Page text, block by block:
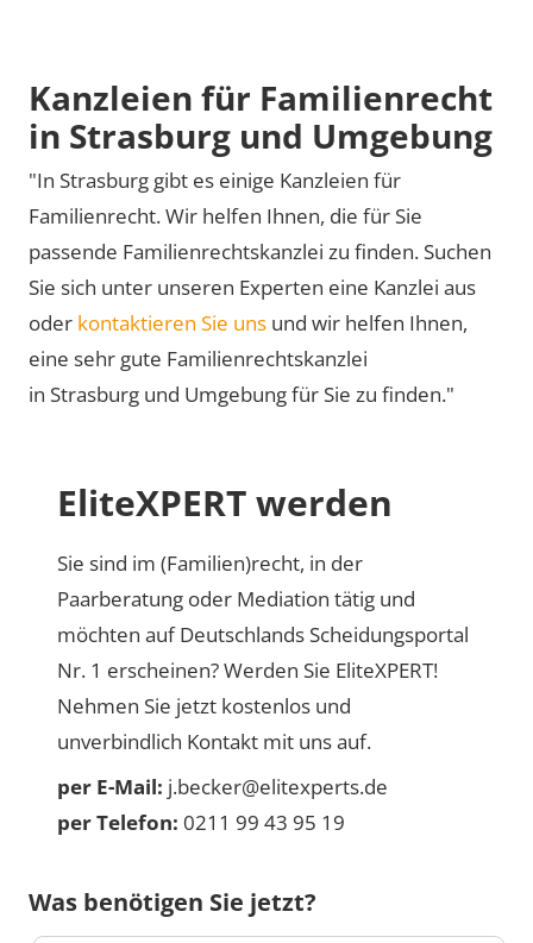
Kanzleien für Familienrecht
in Strasburg und Umgebung
"In Strasburg gibt es einige Kanzleien für
Familienrecht. Wir helfen Ihnen, die für Sie
passende Familienrechtskanzlei zu finden. Suchen
Sie sich unter unseren Experten eine Kanzlei aus
oder kontaktieren Sie uns und wir helfen Ihnen,
eine sehr gute Familienrechtskanzlei
in Strasburg und Umgebung für Sie zu finden."
EliteXPERT werden
Sie sind im (Familien)recht, in der
Paarberatung oder Mediation tätig und
möchten auf Deutschlands Scheidungsportal
Nr. 1 erscheinen? Werden Sie EliteXPERT!
Nehmen Sie jetzt kostenlos und
unverbindlich Kontakt mit uns auf.
per E-Mail: j.becker@elitexperts.de
per Telefon: 0211 99 43 95 19
Was benötigen Sie jetzt?